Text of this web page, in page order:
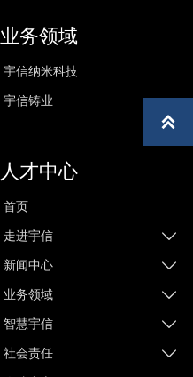
业务领域
宇信纳米科技
宇信铸业
人才中心
首页
走进宇信 
新闻中心 
业务领域 
智慧宇信 
社会责任 
